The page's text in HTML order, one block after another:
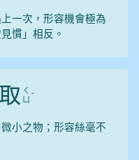
一次，形容機會極為
慣」相反。
取 ㄑ
ˇ
小之物；形容絲毫不